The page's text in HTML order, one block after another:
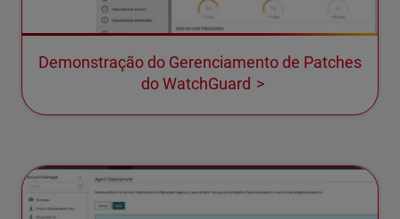
Demonstração do Gerenciamento de Patches
do WatchGuard